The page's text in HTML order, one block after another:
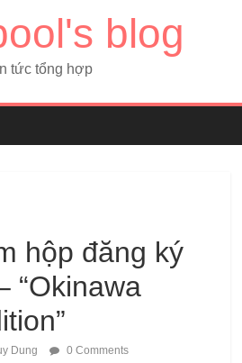
blog
tức tổng hợp
hộp đăng ký
“Okinawa
Dung 0 Comments